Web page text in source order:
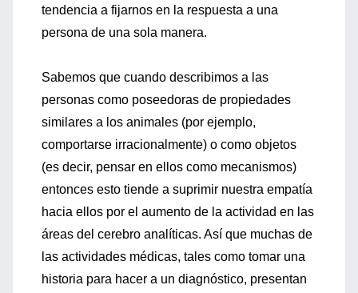
tendencia a fijarnos en la respuesta a una
persona de una sola manera.
Sabemos que cuando describimos a las
personas como poseedoras de propiedades
similares a los animales (por ejemplo,
comportarse irracionalmente) o como objetos
(es decir, pensar en ellos como mecanismos)
entonces esto tiende a suprimir nuestra empatía
hacia ellos por el aumento de la actividad en las
áreas del cerebro analíticas. Así que muchas de
las actividades médicas, tales como tomar una
historia para hacer a un diagnóstico, presentan